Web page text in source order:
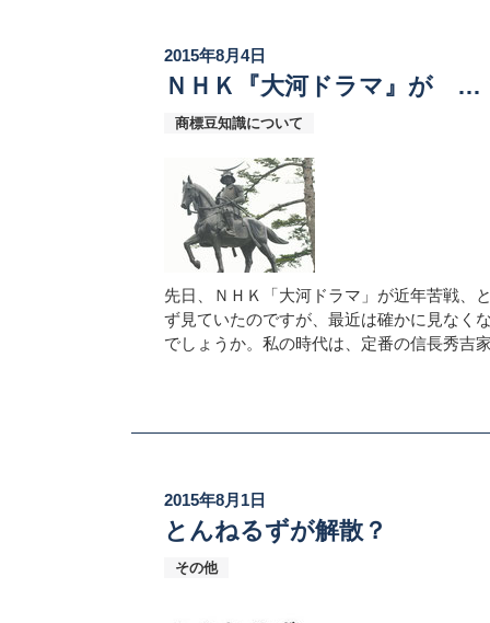
2015年8月4日
ＮＨＫ『大河ドラマ』が …
商標豆知識について
先日、ＮＨＫ「大河ドラマ」が近年苦戦、
ず見ていたのですが、最近は確かに見なく
でしょうか。私の時代は、定番の信長秀吉
2015年8月1日
とんねるずが解散？
その他